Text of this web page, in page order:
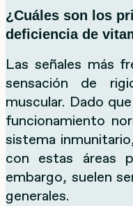
¿Cuáles son los
deficiencia de
Las señales más
sensación de
muscular. Dado
funcionamiento
sistema
con estas áreas
embargo, suelen
generales.